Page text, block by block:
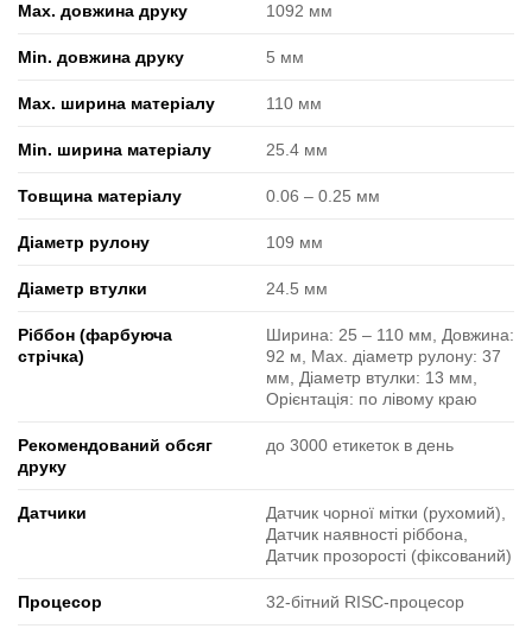
Max. довжина друку 1092 мм
Min. довжина друку 5 мм
Max. ширина матеріалу 110 мм
Min. ширина матеріалу 25.4 мм
Товщина матеріалу 0.06 ‒ 0.25 мм
Діаметр рулону 109 мм
Діаметр втулки 24.5 мм
Ріббон (фарбуюча
стрічка)
Ширина: 25 ‒ 110 мм, Довжина:
92 м, Max. діаметр рулону: 37
мм, Діаметр втулки: 13 мм,
Орієнтація: по лівому краю
Рекомендований обсяг
друку
до 3000 етикеток в день
Датчики
Датчик чорної мітки (рухомий),
Датчик наявності ріббона,
Датчик прозорості (фіксований)
Процесор 32-бітний RISC-процесор